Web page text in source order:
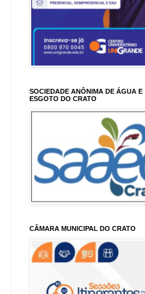
SOCIEDADE ANÔNIMA DE ÁGUA E
ESGOTO DO CRATO
CÂMARA MUNICIPAL DO CRATO